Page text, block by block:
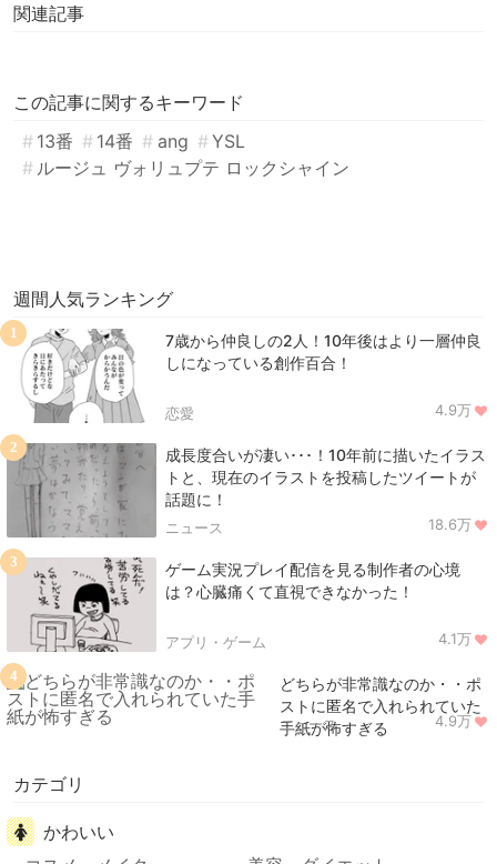
関連記事
この記事に関するキーワード
13番
14番 ang
YSL
ルージュ ヴォリュプテ ロックシャイン
週間人気ランキング
7歳から仲良しの2人！10年後はより一層仲良
しになっている創作百合！
恋愛 4.9万
1
成長度合いが凄い･･･！10年前に描いたイラス
トと、現在のイラストを投稿したツイートが
話題に！
ニュース 18.6万
2
ゲーム実況プレイ配信を見る制作者の心境
は？心臓痛くて直視できなかった！
アプリ・ゲーム 4.1万
3
どちらが非常識なのか・・ポ
ストに匿名で入れられていた
手紙が怖すぎる
ニュース 4.9万
4
カテゴリ
かわいい